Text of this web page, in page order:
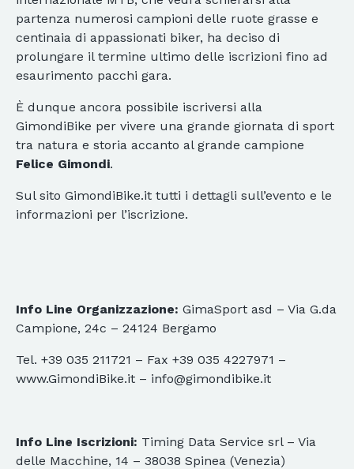
partenza numerosi campioni delle ruote grasse e
centinaia di appassionati biker, ha deciso di
prolungare il termine ultimo delle iscrizioni fino ad
esaurimento pacchi gara.
È dunque ancora possibile iscriversi alla
GimondiBike per vivere una grande giornata di sport
tra natura e storia accanto al grande campione
Felice Gimondi.
Sul sito GimondiBike.it tutti i dettagli sull’evento e le
informazioni per l’iscrizione.
Info Line Organizzazione: GimaSport asd – Via G.da
Campione, 24c – 24124 Bergamo
Tel. +39 035 211721 – Fax +39 035 4227971 –
www.GimondiBike.it – info@gimondibike.it
Info Line Iscrizioni: Timing Data Service srl – Via
delle Macchine, 14 – 38038 Spinea (Venezia)